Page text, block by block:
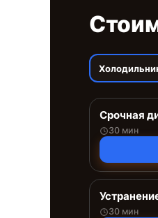
Срочная
30 мин
30 мин